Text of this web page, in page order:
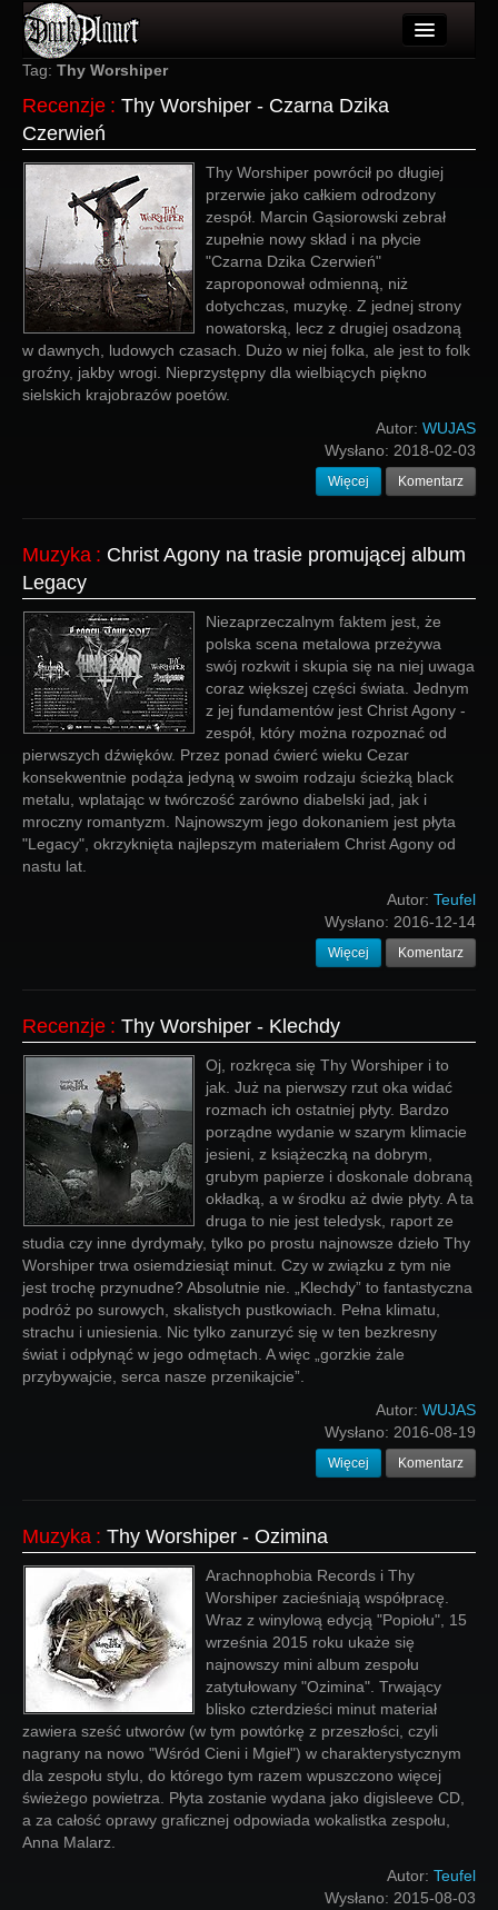
Artykuły
Użytkownicy
Wydarzenia
Galeria
Forum
Więcej
Login
Tag: Thy Worshiper
Recenzje : Thy Worshiper - Czarna Dzika
Czerwień
Thy Worshiper powrócił po długiej
przerwie jako całkiem odrodzony
zespół. Marcin Gąsiorowski zebrał
zupełnie nowy skład i na płycie
"Czarna Dzika Czerwień"
zaproponował odmienną, niż
dotychczas, muzykę. Z jednej strony
nowatorską, lecz z drugiej osadzoną
w dawnych, ludowych czasach. Dużo w niej folka, ale jest to folk
groźny, jakby wrogi. Nieprzystępny dla wielbiących piękno
sielskich krajobrazów poetów.
Autor: WUJAS
Wysłano: 2018-02-03
Więcej Komentarz
Muzyka : Christ Agony na trasie promującej album
Legacy
Niezaprzeczalnym faktem jest, że
polska scena metalowa przeżywa
swój rozkwit i skupia się na niej uwaga
coraz większej części świata. Jednym
z jej fundamentów jest Christ Agony -
zespół, który można rozpoznać od
pierwszych dźwięków. Przez ponad ćwierć wieku Cezar
konsekwentnie podąża jedyną w swoim rodzaju ścieżką black
metalu, wplatając w twórczość zarówno diabelski jad, jak i
mroczny romantyzm. Najnowszym jego dokonaniem jest płyta
"Legacy", okrzyknięta najlepszym materiałem Christ Agony od
nastu lat.
Autor: Teufel
Wysłano: 2016-12-14
Więcej Komentarz
Recenzje : Thy Worshiper - Klechdy
Oj, rozkręca się Thy Worshiper i to
jak. Już na pierwszy rzut oka widać
rozmach ich ostatniej płyty. Bardzo
porządne wydanie w szarym klimacie
jesieni, z książeczką na dobrym,
grubym papierze i doskonale dobraną
okładką, a w środku aż dwie płyty. A ta
druga to nie jest teledysk, raport ze
studia czy inne dyrdymały, tylko po prostu najnowsze dzieło Thy
Worshiper trwa osiemdziesiąt minut. Czy w związku z tym nie
jest trochę przynudne? Absolutnie nie. „Klechdy” to fantastyczna
podróż po surowych, skalistych pustkowiach. Pełna klimatu,
strachu i uniesienia. Nic tylko zanurzyć się w ten bezkresny
świat i odpłynąć w jego odmętach. A więc „gorzkie żale
przybywajcie, serca nasze przenikajcie”.
Autor: WUJAS
Wysłano: 2016-08-19
Więcej Komentarz
Muzyka : Thy Worshiper - Ozimina
Arachnophobia Records i Thy
Worshiper zacieśniają współpracę.
Wraz z winylową edycją "Popiołu", 15
września 2015 roku ukaże się
najnowszy mini album zespołu
zatytułowany "Ozimina". Trwający
blisko czterdzieści minut materiał
zawiera sześć utworów (w tym powtórkę z przeszłości, czyli
nagrany na nowo "Wśród Cieni i Mgieł") w charakterystycznym
dla zespołu stylu, do którego tym razem wpuszczono więcej
świeżego powietrza. Płyta zostanie wydana jako digisleeve CD,
a za całość oprawy graficznej odpowiada wokalistka zespołu,
Anna Malarz.
Autor: Teufel
Wysłano: 2015-08-03